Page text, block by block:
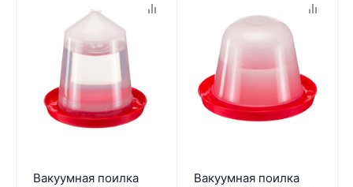
Вакуумная поилка
Вакуумная поилка